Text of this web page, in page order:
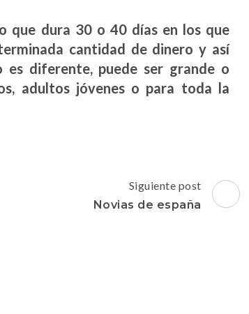
que dura 30 o 40 días en los que
cantidad de dinero y así
diferente, puede ser grande o
adultos jóvenes o para toda la
Siguiente post
Novias de españa